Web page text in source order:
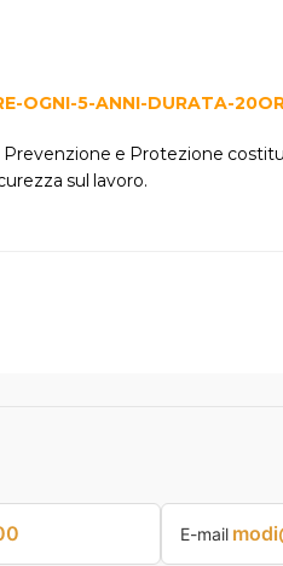
e Protezione
sul lavoro.
E-mail